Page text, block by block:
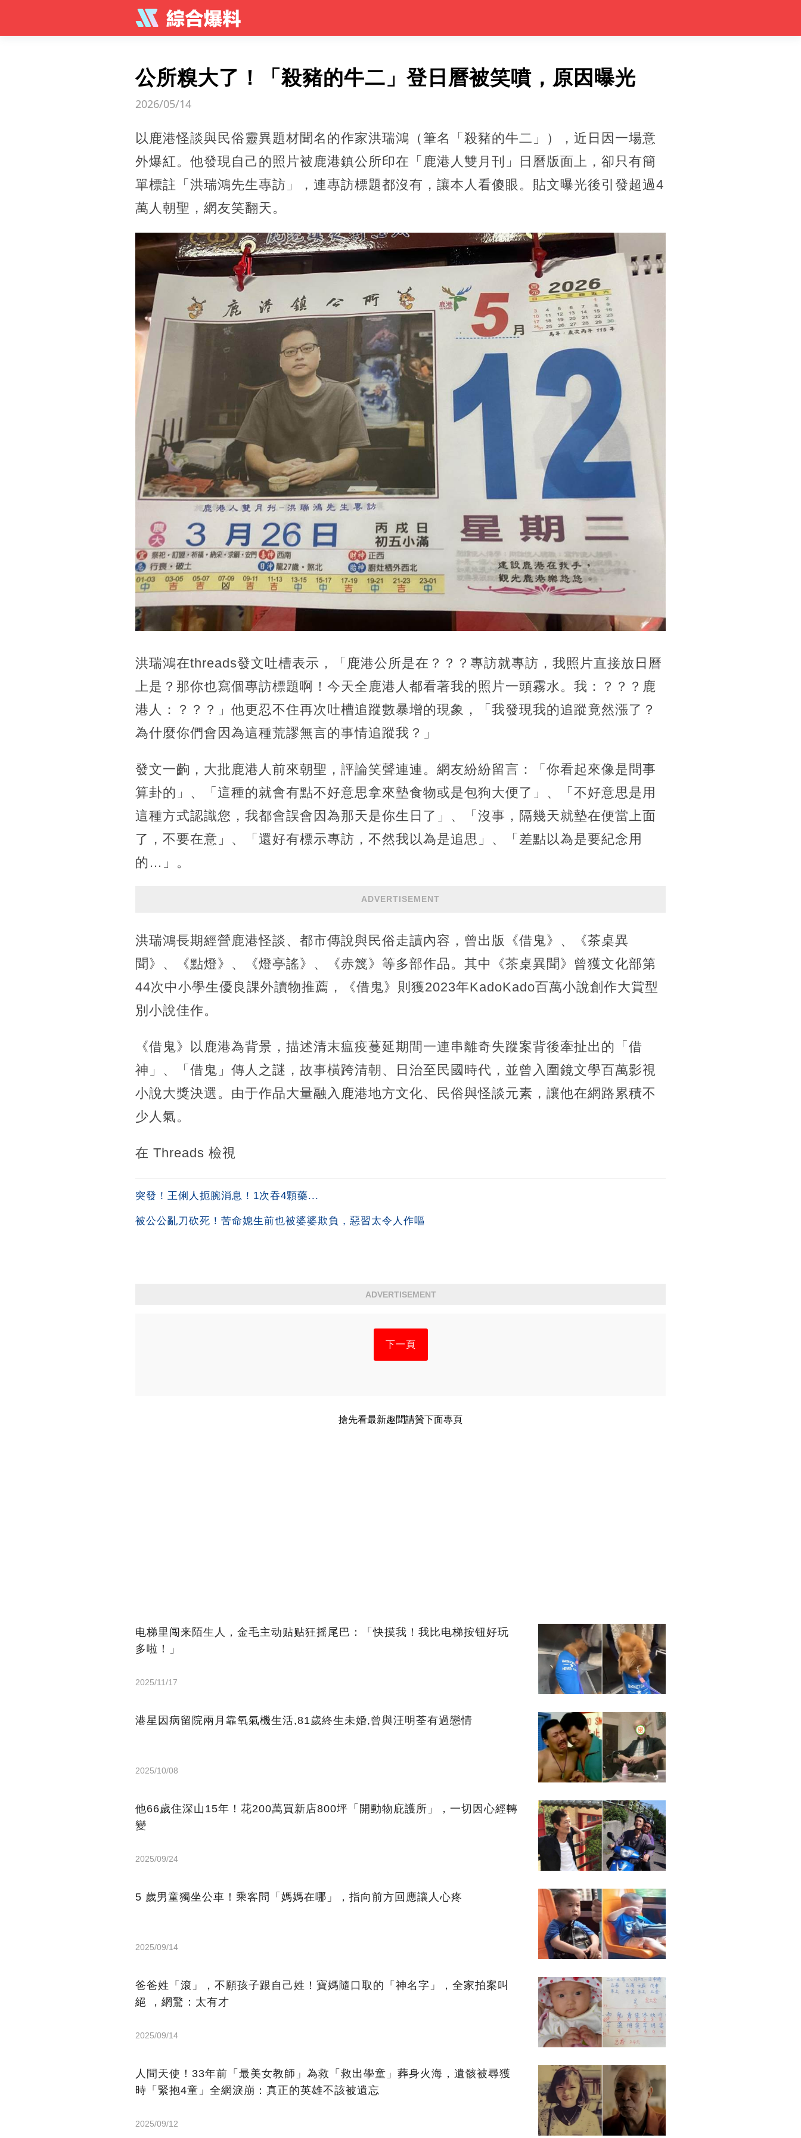
公所糗大了！「殺豬的牛二」登日曆被笑噴，原因曝光
2026/05/14
以鹿港怪談與民俗靈異題材聞名的作家洪瑞鴻（筆名「殺豬的牛二」），近日因一場意
外爆紅。他發現自己的照片被鹿港鎮公所印在「鹿港人雙月刊」日曆版面上，卻只有簡
單標註「洪瑞鴻先生專訪」，連專訪標題都沒有，讓本人看傻眼。貼文曝光後引發超過4
萬人朝聖，網友笑翻天。
洪瑞鴻在threads發文吐槽表示，「鹿港公所是在？？？專訪就專訪，我照片直接放日曆
上是？那你也寫個專訪標題啊！今天全鹿港人都看著我的照片一頭霧水。我：？？？鹿
港人：？？？」他更忍不住再次吐槽追蹤數暴增的現象，「我發現我的追蹤竟然漲了？
為什麼你們會因為這種荒謬無言的事情追蹤我？」
發文一齣，大批鹿港人前來朝聖，評論笑聲連連。網友紛紛留言：「你看起來像是問事
算卦的」、「這種的就會有點不好意思拿來墊食物或是包狗大便了」、「不好意思是用
這種方式認識您，我都會誤會因為那天是你生日了」、「沒事，隔幾天就墊在便當上面
了，不要在意」、「還好有標示專訪，不然我以為是追思」、「差點以為是要紀念用
的…」。
ADVERTISEMENT
洪瑞鴻長期經營鹿港怪談、都市傳說與民俗走讀內容，曾出版《借鬼》、《茶桌異
聞》、《點燈》、《燈亭謠》、《赤篾》等多部作品。其中《茶桌異聞》曾獲文化部第
44次中小學生優良課外讀物推薦，《借鬼》則獲2023年KadoKado百萬小說創作大賞型
別小說佳作。
《借鬼》以鹿港為背景，描述清末瘟疫蔓延期間一連串離奇失蹤案背後牽扯出的「借
神」、「借鬼」傳人之謎，故事橫跨清朝、日治至民國時代，並曾入圍鏡文學百萬影視
小說大獎決選。由于作品大量融入鹿港地方文化、民俗與怪談元素，讓他在網路累積不
少人氣。
在 Threads 檢視
突發！王俐人扼腕消息！1次吞4顆藥...
被公公亂刀砍死！苦命媳生前也被婆婆欺負，惡習太令人作嘔
ADVERTISEMENT
下一頁
搶先看最新趣聞請贊下面專頁
电梯里闯来陌生人，金毛主动贴贴狂摇尾巴：「快摸我！我比电梯按钮好玩
多啦！」
2025/11/17
港星因病留院兩月靠氧氣機生活,81歲終生未婚,曾與汪明荃有過戀情
2025/10/08
他66歲住深山15年！花200萬買新店800坪「開動物庇護所」，一切因心經轉
變
2025/09/24
5 歲男童獨坐公車！乘客問「媽媽在哪」，指向前方回應讓人心疼
2025/09/14
爸爸姓「滾」，不願孩子跟自己姓！寶媽隨口取的「神名字」，全家拍案叫
絕 ，網驚：太有才
2025/09/14
人間天使！33年前「最美女教師」為救「救出學童」葬身火海，遺骸被尋獲
時「緊抱4童」全網淚崩：真正的英雄不該被遺忘
2025/09/12